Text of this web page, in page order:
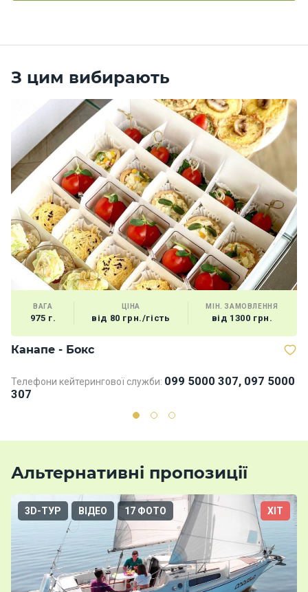
З цим вибирають
ВАГА
975 г.
ЦІНА
від 80 грн./гість
МІН. ЗАМОВЛЕННЯ
від 1300 грн.
Канапе - Бокс
Телефони кейтерингової служби: 099 5000 307, 097 5000
307
Альтернативні пропозиції
3D-ТУР ВІДЕО 17 ФОТО ХІТ